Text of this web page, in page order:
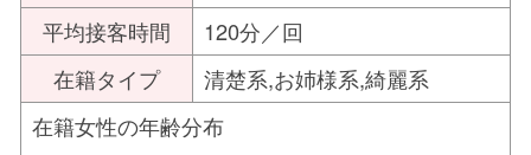
平均接客時間
120分／回
在籍タイプ
清楚系,お姉様系,綺麗系
在籍女性の年齢分布